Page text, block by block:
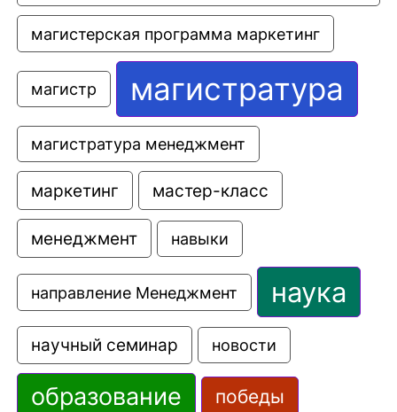
магистерская программа маркетинг
магистр магистратура
магистратура менеджмент
маркетинг мастер-класс
менеджмент навыки
направление Менеджмент наука
научный семинар новости
образование победы